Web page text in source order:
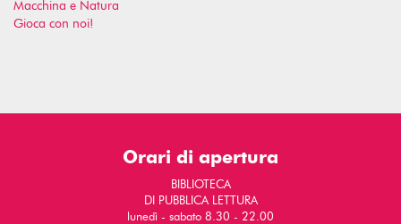
Macchina e Natura
Gioca con noi!
Orari di apertura
BIBLIOTECA
DI PUBBLICA LETTURA
lunedì - sabato 8.30 - 22.00